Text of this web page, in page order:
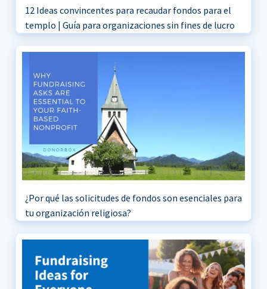
12 Ideas convincentes para recaudar fondos para el
templo | Guía para organizaciones sin fines de lucro
¿Por qué las solicitudes de fondos son esenciales para
tu organización religiosa?